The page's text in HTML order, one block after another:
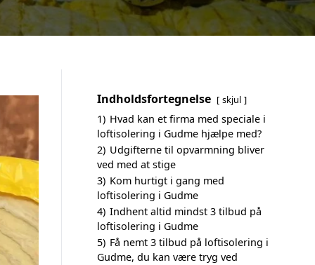
Indholdsfortegnelse skjul
1) Hvad kan et firma med speciale i
loftisolering i Gudme hjælpe med?
2) Udgifterne til opvarmning bliver
ved med at stige
3) Kom hurtigt i gang med
loftisolering i Gudme
4) Indhent altid mindst 3 tilbud på
loftisolering i Gudme
5) Få nemt 3 tilbud på loftisolering i
Gudme, du kan være tryg ved